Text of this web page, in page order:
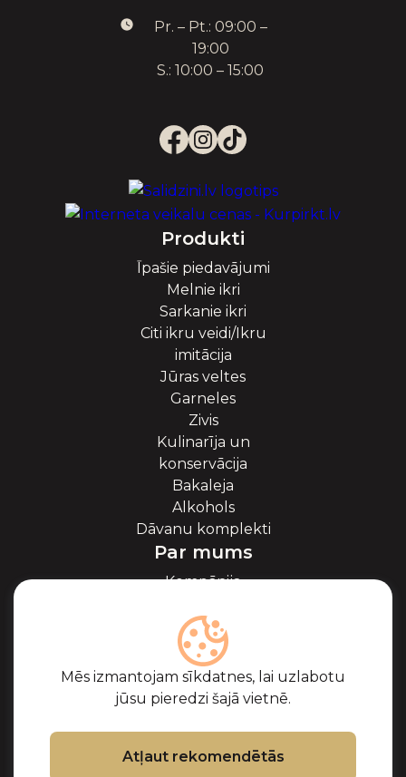
Mēs izmantojam sīkdatnes, lai uzlabotu
jūsu pieredzi šajā vietnē.
Atļaut rekomendētās
Pr. – Pt.: 09:00 –
19:00
S.: 10:00 – 15:00
Produkti
Īpašie piedavājumi
Melnie ikri
Sarkanie ikri
Citi ikru veidi/Ikru
imitācija
Jūras veltes
Garneles
Zivis
Kulinarīja un
konservācija
Bakaleja
Alkohols
Dāvanu komplekti
Par mums
Kompānija
Blogs
Sadarbība
Partneri
Sertifikāti
Biežāk uzdotie
jautājumi
Atbalsts